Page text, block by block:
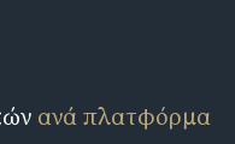
ανά πλατφόρμα